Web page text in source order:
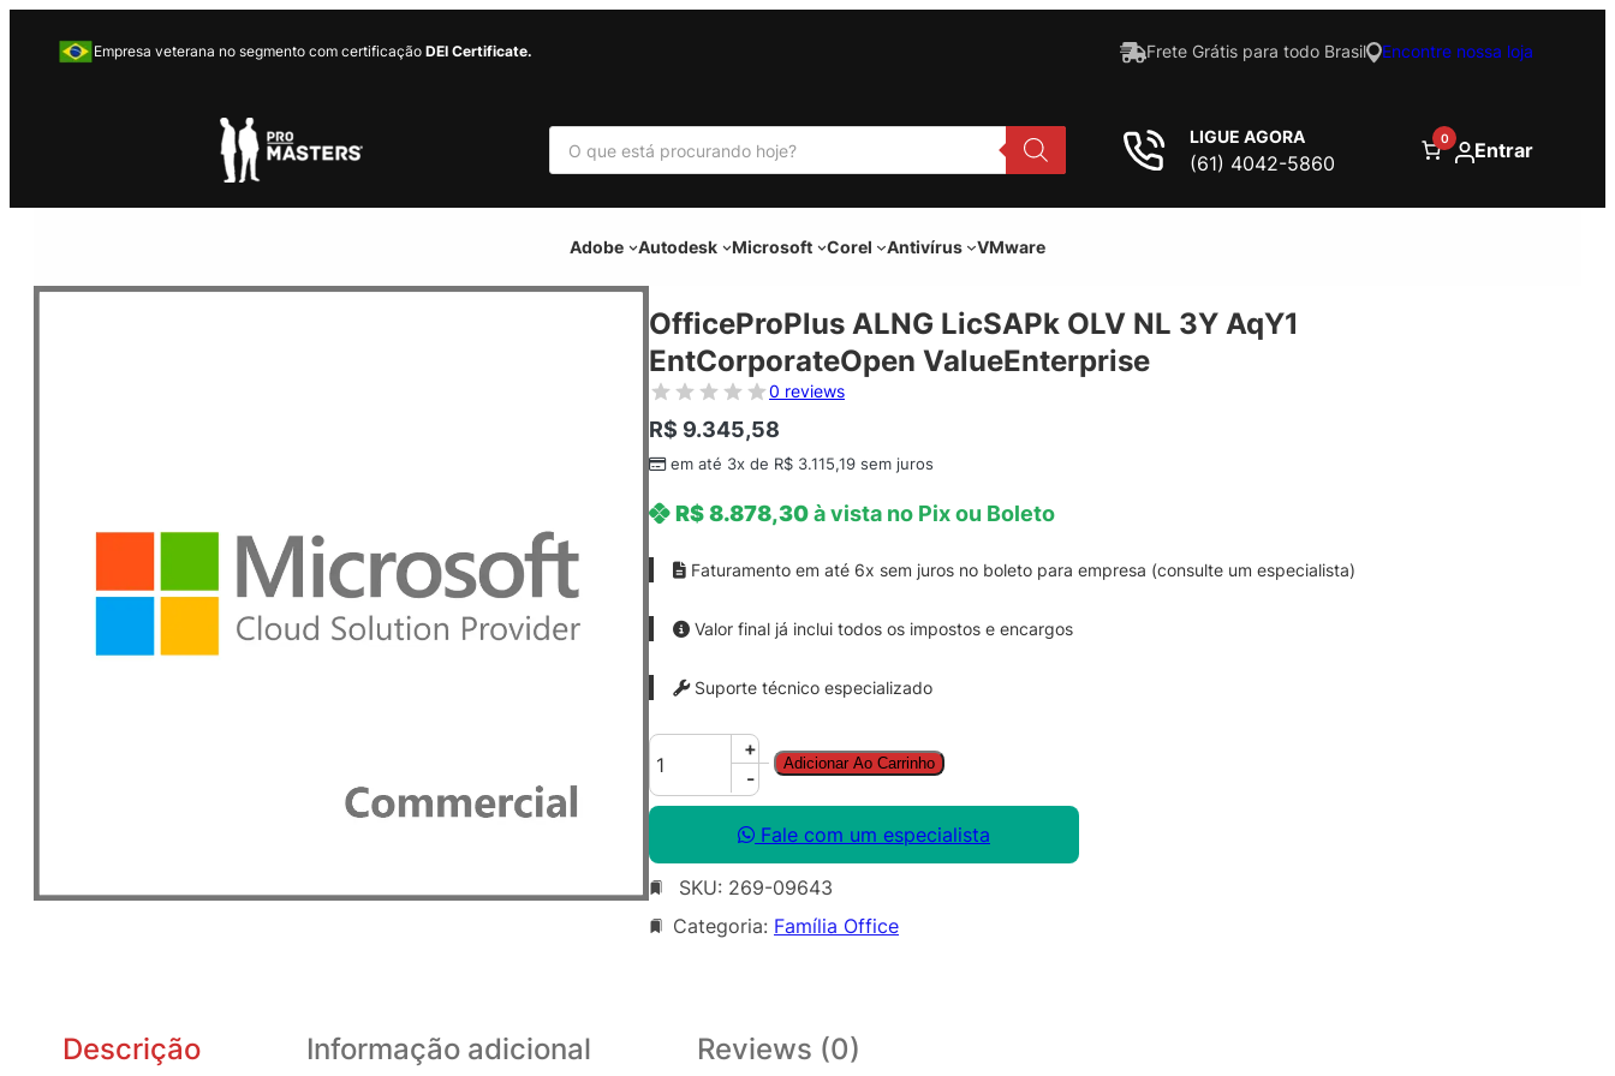
Empresa veterana no segmento com certificação DEI Certificate. Frete Grátis para todo Brasil Encontre nossa loja
P
s
u
r
LIGUE AGORA
(61) 4042-5860
0 Entrar
Adobe Autodesk Microsoft Corel Antivírus VMware
OfficeProPlus ALNG LicSAPk OLV NL 3Y AqY1
EntCorporateOpen ValueEnterprise
0 reviews
R$ 9.345,58
em até 3x de R$ 3.115,19 sem juros
R$8.878,30à vista no Pix ou Boleto
Faturamento em até 6x sem juros no boleto para empresa (consulte um especialista)
Valor final já inclui todos os impostos e encargos
Suporte técnico especializado
O
f
c
e
P
+
-
Adicionar Ao Carrinho
Fale com um especialista
SKU: 269-09643
Categoria: Família Office
Descrição Informação adicional Reviews (0)